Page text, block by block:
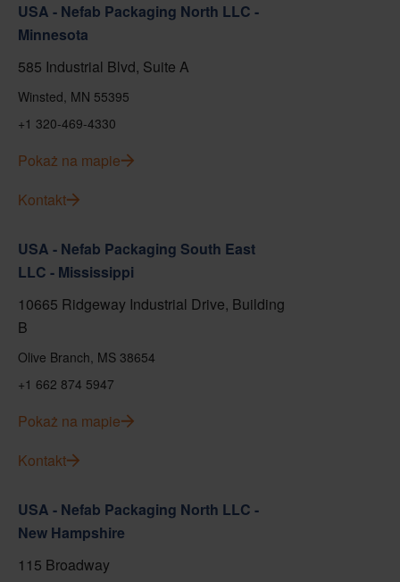
USA - Nefab Packaging North LLC -
Minnesota
585 Industrial Blvd, Suite A
Winsted, MN 55395
+1 320-469-4330
Pokaż na mapie
Kontakt
USA - Nefab Packaging South East
LLC - Mississippi
10665 Ridgeway Industrial Drive, Building
B
Olive Branch, MS 38654
+1 662 874 5947
Pokaż na mapie
Kontakt
USA - Nefab Packaging North LLC -
New Hampshire
115 Broadway